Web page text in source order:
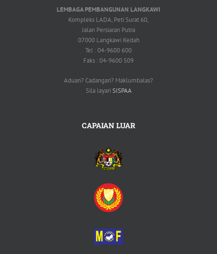
LEMBAGA PEMBANGUNAN LANGKAWI
Kompleks LADA, Peti Surat 60,
Jalan Persiaran Putra
07000 Langkawi Kedah
Tel : 04-9600 600
Faks : 04-9600 509
Aduan? Cadangan? Maklumbalas?
Sila layari SISPAA
CAPAIAN LUAR